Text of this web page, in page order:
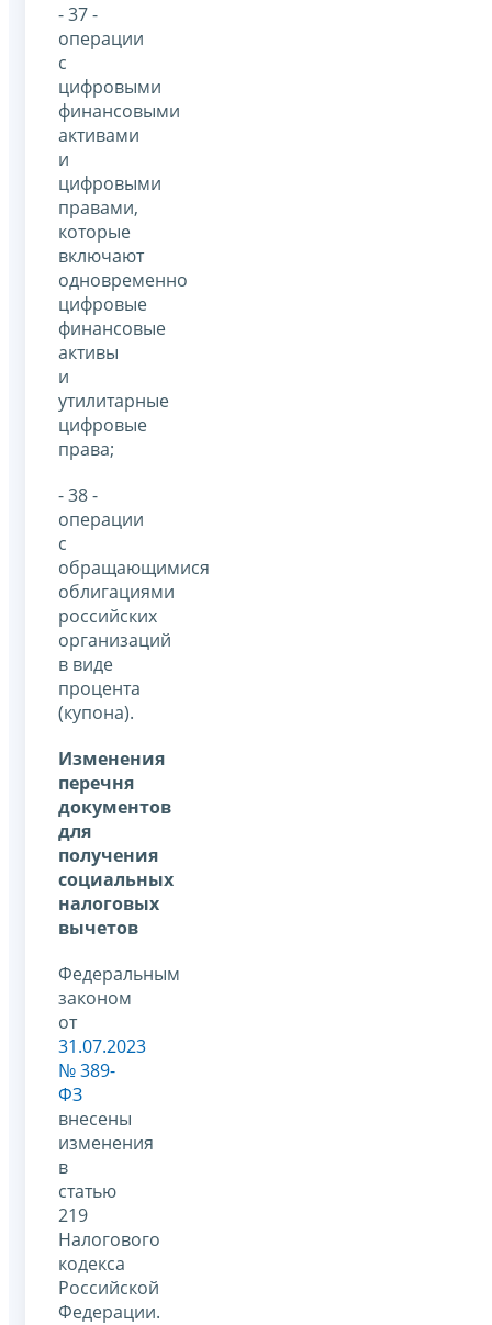
- 37 -
операции
с
цифровыми
финансовыми
активами
и
цифровыми
правами,
которые
включают
одновременно
цифровые
финансовые
активы
и
утилитарные
цифровые
права;
- 38 -
операции
с
обращающимися
облигациями
российских
организаций
в виде
процента
(купона).
Изменения
перечня
документов
для
получения
социальных
налоговых
вычетов
Федеральным
законом
от
31.07.2023
№ 389-
ФЗ
внесены
изменения
в
статью
219
Налогового
кодекса
Российской
Федерации.